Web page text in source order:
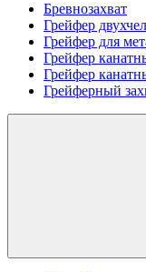
Бревнозахват
Грейфер
Грейфер для
Грейфер
Грейфер
Грейферный